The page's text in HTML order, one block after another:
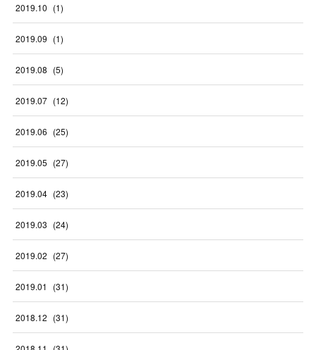
2019.10 (1)
2019.09 (1)
2019.08 (5)
2019.07 (12)
2019.06 (25)
2019.05 (27)
2019.04 (23)
2019.03 (24)
2019.02 (27)
2019.01 (31)
2018.12 (31)